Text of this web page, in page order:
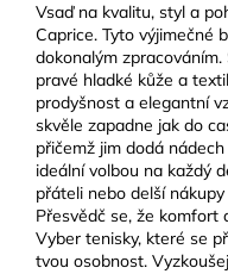
Vsaď na kvalitu, styl a
Caprice. Tyto výjimečné
dokonalým
pravé hladké kůže a
prodyšnost a elegantní
skvěle zapadne jak do
přičemž jim dodá
ideální volbou na každý
přáteli nebo delší
Přesvědč se, že komfort
Vyber tenisky, které se
tvou osobnost.